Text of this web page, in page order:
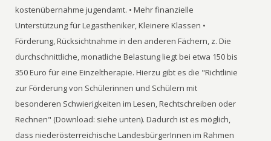
kostenübernahme jugendamt. • Mehr finanzielle
Unterstützung für Legastheniker, Kleinere Klassen •
Förderung, Rücksichtnahme in den anderen Fächern, z. Die
durchschnittliche, monatliche Belastung liegt bei etwa 150 bis
350 Euro für eine Einzeltherapie. Hierzu gibt es die "Richtlinie
zur Förderung von Schülerinnen und Schülern mit
besonderen Schwierigkeiten im Lesen, Rechtschreiben oder
Rechnen" (Download: siehe unten). Dadurch ist es möglich,
dass niederösterreichische LandesbürgerInnen im Rahmen